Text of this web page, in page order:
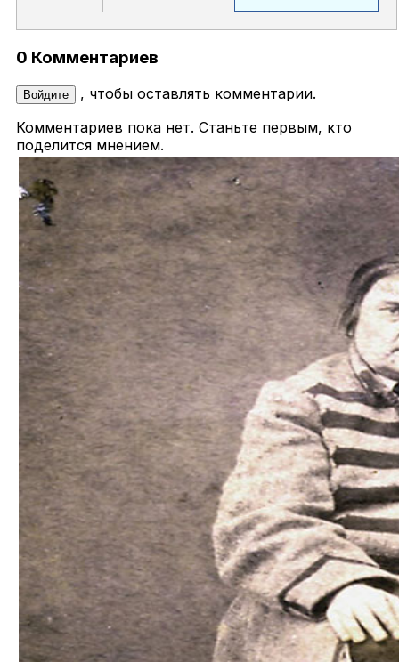
0 Комментариев
Войдите
, чтобы оставлять комментарии.
Комментариев пока нет. Станьте первым, кто
поделится мнением.